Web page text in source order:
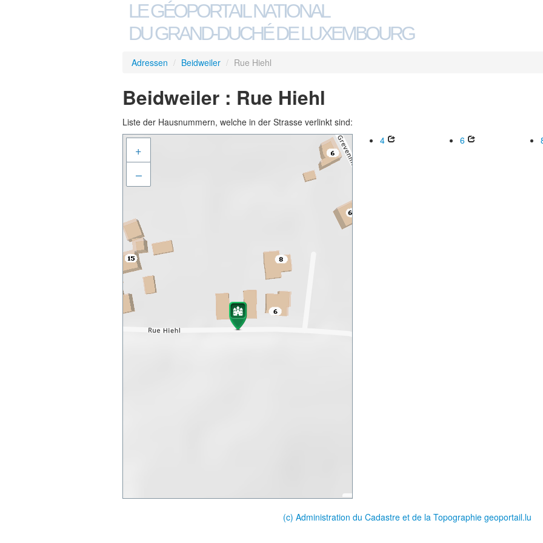
LE GÉOPORTAIL NATIONAL
DU GRAND-DUCHÉ DE LUXEMBOURG
Adressen / Beidweiler / Rue Hiehl
Beidweiler : Rue Hiehl
Liste der Hausnummern, welche in der Strasse verlinkt sind:
+
–
4 6
(c) Administration du Cadastre et de la Topographie geoportail.lu